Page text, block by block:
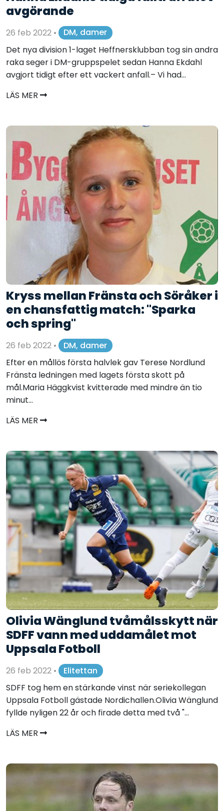
avgörande
26 feb 2022 •
DM, damer
Det nya division 1-laget Heffnersklubban tog sin andra
raka seger i DM-gruppspelet sedan Hanna Ekdahl
avgjort tidigt efter ett vackert anfall.– Vi had...
LÄS MER
Kryss mellan Fränsta och Söråker i
en chansfattig match: "Sparka
och spring"
26 feb 2022 •
DM, damer
Efter en mållös första halvlek gav Terese Nordlund
Fränsta ledningen med lagets första skott på
mål.Maria Häggkvist kvitterade med mindre än tio
minut...
LÄS MER
Olivia Wänglund tvåmålsskytt när
SDFF vann med uddamålet mot
Uppsala Fotboll
26 feb 2022 •
Elitettan
SDFF tog hem en stärkande vinst när seriekollegan
Uppsala Fotboll gästade Nordichallen.Olivia Wänglund
fyllde nyligen 22 år och firade detta med två "...
LÄS MER